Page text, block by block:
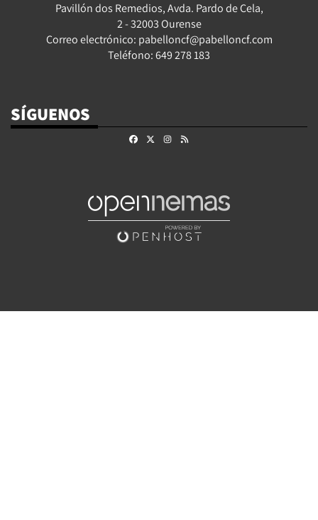
Pavillón dos Remedios, Avda. Pardo de Cela,
2 - 32003 Ourense
Correo electrónico: pabelloncf@pabelloncf.com
Teléfono: 649 278 183
SÍGUENOS
FacebookInstagram